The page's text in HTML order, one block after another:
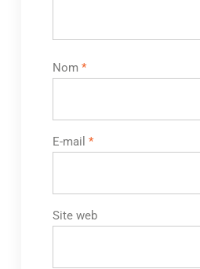
Nom *
E-mail *
Site web